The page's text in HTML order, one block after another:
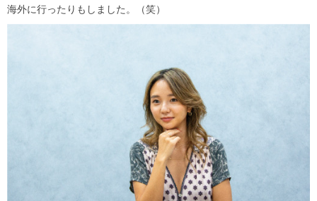
海外に行ったりもしました。（笑）